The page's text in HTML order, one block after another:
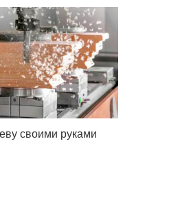
своими руками